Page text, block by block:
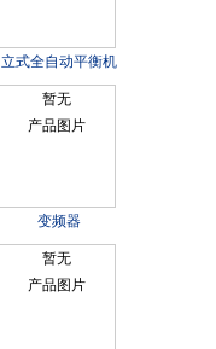
立式全自动平衡机
暂无
产品图片
变频器
暂无
产品图片